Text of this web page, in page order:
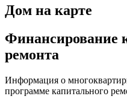
Дом на карте
Финансирование
ремонта
Информация о
программе капитального